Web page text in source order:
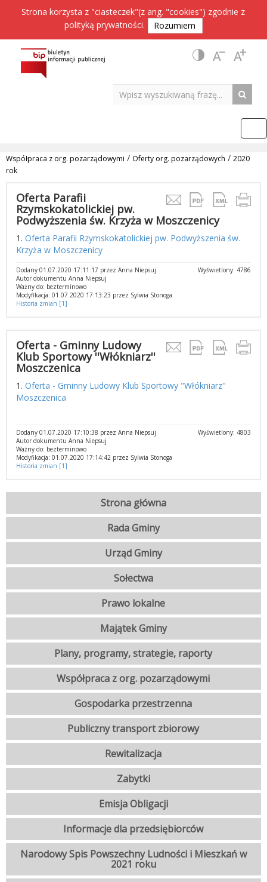
Strona korzysta z "ciasteczek"(z ang. "cookies") zgodnie z
polityką prywatności. Rozumiem
Współpraca z org. pozarządowymi / Oferty org. pozarządowych / 2020
rok
Oferta Parafii
Rzymskokatolickiej pw.
Podwyższenia św. Krzyża w Moszczenicy
1. Oferta Parafii Rzymskokatolickiej pw. Podwyższenia św.
Krzyża w Moszczenicy
Wyświetlony: 4786
Dodany 01.07.2020 17:11:17 przez Anna Niepsuj
Autor dokumentu Anna Niepsuj
Ważny do: bezterminowo
Modyfikacja: 01.07.2020 17:13:23 przez Sylwia Stonoga
Historia zmian [1]
Oferta - Gminny Ludowy
Klub Sportowy ''Włókniarz''
Moszczenica
1. Oferta - Gminny Ludowy Klub Sportowy "Włókniarz"
Moszczenica
Wyświetlony: 4803
Dodany 01.07.2020 17:10:38 przez Anna Niepsuj
Autor dokumentu Anna Niepsuj
Ważny do: bezterminowo
Modyfikacja: 01.07.2020 17:14:42 przez Sylwia Stonoga
Historia zmian [1]
Strona główna
Rada Gminy
Urząd Gminy
Sołectwa
Prawo lokalne
Majątek Gminy
Plany, programy, strategie, raporty
Współpraca z org. pozarządowymi
Gospodarka przestrzenna
Publiczny transport zbiorowy
Rewitalizacja
Zabytki
Emisja Obligacji
Informacje dla przedsiębiorców
Narodowy Spis Powszechny Ludności i Mieszkań w
2021 roku